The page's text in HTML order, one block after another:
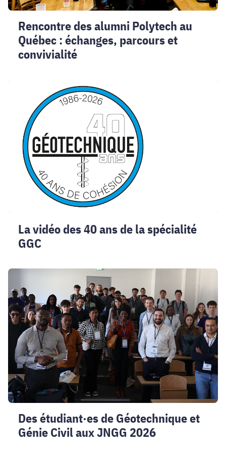
Rencontre des alumni Polytech au
Québec : échanges, parcours et
convivialité
spécialité
La vidéo des 40 ans de la spécialité
GGC
Des
étudiant·es
de
Géotechnique
et
Génie
Civil
aux
JNGG
2026
Des étudiant·es de Géotechnique et
Génie Civil aux JNGG 2026